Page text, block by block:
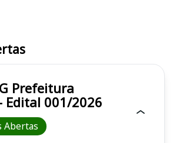
Edital 001/2026
Abertas